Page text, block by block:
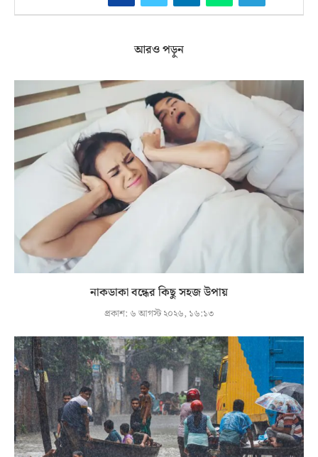
আরও পড়ুন
নাকডাকা বন্ধের কিছু সহজ উপায়
প্রকাশ: ৬ আগস্ট ২০২৬, ১৬:১৩